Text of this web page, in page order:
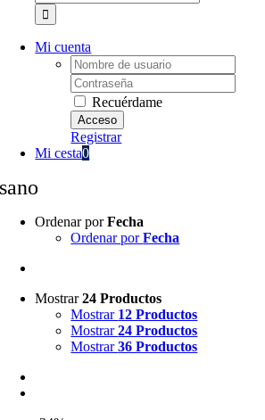
Mi cuenta
Username:
Password:
Recuérdame
Registrar
Mi cesta0
sano
Ordenar porFecha
Ordenar porFecha
Mostrar24 Productos
Mostrar 12 Productos
Mostrar24 Productos
Mostrar36 Productos